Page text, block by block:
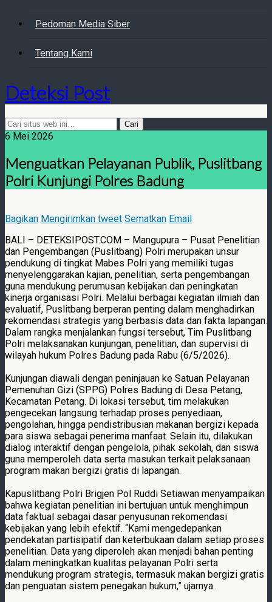
Pedoman Media Siber
Tentang Kami
Deteksi Post
6 Mei 2026
Menguatkan Pelayanan Publik, Puslitbang
Polri Kunjungi Polres Badung
Bagikan Mengirimkan tweet Sematkan Email
BALI – DETEKSIPOST.COM – Mangupura – Pusat Penelitian
dan Pengembangan (Puslitbang) Polri merupakan unsur
pendukung di tingkat Mabes Polri yang memiliki tugas
menyelenggarakan kajian, penelitian, serta pengembangan
guna mendukung perumusan kebijakan dan peningkatan
kinerja organisasi Polri. Melalui berbagai kegiatan ilmiah dan
evaluatif, Puslitbang berperan penting dalam menghadirkan
rekomendasi strategis yang berbasis data dan fakta lapangan.
Dalam rangka menjalankan fungsi tersebut, Tim Puslitbang
Polri melaksanakan kunjungan, penelitian, dan supervisi di
wilayah hukum Polres Badung pada Rabu (6/5/2026).
Kunjungan diawali dengan peninjauan ke Satuan Pelayanan
Pemenuhan Gizi (SPPG) Polres Badung di Desa Petang,
Kecamatan Petang. Di lokasi tersebut, tim melakukan
pengecekan langsung terhadap proses penyediaan,
pengolahan, hingga pendistribusian makanan bergizi kepada
para siswa sebagai penerima manfaat. Selain itu, dilakukan
dialog interaktif dengan pengelola, pihak sekolah, dan siswa
guna memperoleh data serta masukan terkait pelaksanaan
program makan bergizi gratis di lapangan.
Kapuslitbang Polri Brigjen Pol Ruddi Setiawan menyampaikan
bahwa kegiatan penelitian ini bertujuan untuk menghimpun
data faktual sebagai dasar penyusunan rekomendasi
kebijakan yang lebih efektif. “Kami mengedepankan
pendekatan partisipatif dan keterbukaan dalam setiap proses
penelitian. Data yang diperoleh akan menjadi bahan penting
dalam meningkatkan kualitas pelayanan Polri serta
mendukung program strategis, termasuk makan bergizi gratis
dan penguatan sistem penegakan hukum,” ujarnya.